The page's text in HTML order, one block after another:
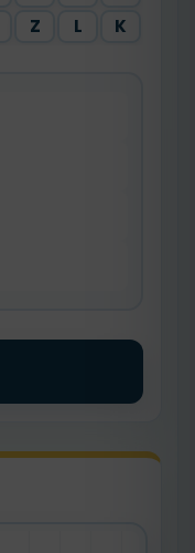
Z L K